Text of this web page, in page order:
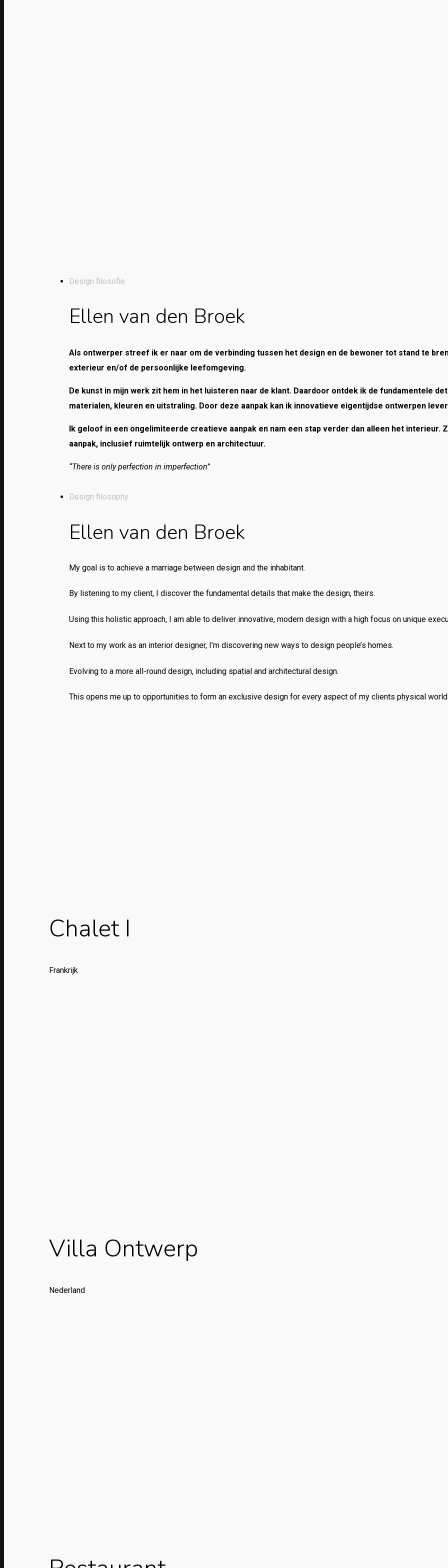
Design filosofie
Ellen van den Broek
Als ontwerper streef ik er naar om de verbinding tussen het design en de bewoner tot stand te
exterieur en/of de persoonlijke leefomgeving.
De kunst in mijn werk zit hem in het luisteren naar de klant. Daardoor ontdek ik de fundamentele
materialen, kleuren en uitstraling. Door deze aanpak kan ik innovatieve eigentijdse ontwerpen
Ik geloof in een ongelimiteerde creatieve aanpak en nam een stap verder dan alleen het
aanpak, inclusief ruimtelijk ontwerp en architectuur.
“There is only perfection in imperfection”
Design filosophy
Ellen van den Broek
My goal is to achieve a marriage between design and the inhabitant.
By listening to my client, I discover the fundamental details that make the design, theirs.
Using this holistic approach, I am able to deliver innovative, modern design with a high focus on unique
Next to my work as an interior designer, I’m discovering new ways to design people’s homes.
Evolving to a more all-round design, including spatial and architectural design.
This opens me up to opportunities to form an exclusive design for every aspect of my clients physical
Chalet I
Frankrijk
Villa Ontwerp
Nederland